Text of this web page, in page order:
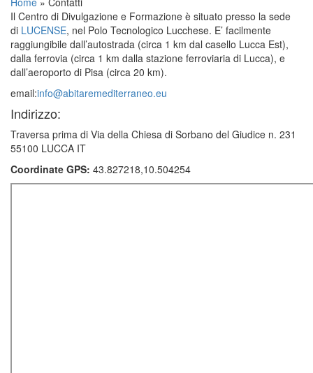
Il Centro di Divulgazione e Formazione è situato presso la sede
di LUCENSE, nel Polo Tecnologico Lucchese. E’ facilmente
raggiungibile dall’autostrada (circa 1 km dal casello Lucca Est),
dalla ferrovia (circa 1 km dalla stazione ferroviaria di Lucca), e
dall’aeroporto di Pisa (circa 20 km).
email:info@abitaremediterraneo.eu
Indirizzo:
Traversa prima di Via della Chiesa di Sorbano del Giudice n. 231
55100 LUCCA IT
Coordinate GPS: 43.827218,10.504254